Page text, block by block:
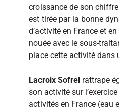
croissance de son
est tirée par la bonne
d’activité en France et
nouée avec le sous-
place cette activité dans
Lacroix Sofrel rattrape
son activité sur
activités en France (eau